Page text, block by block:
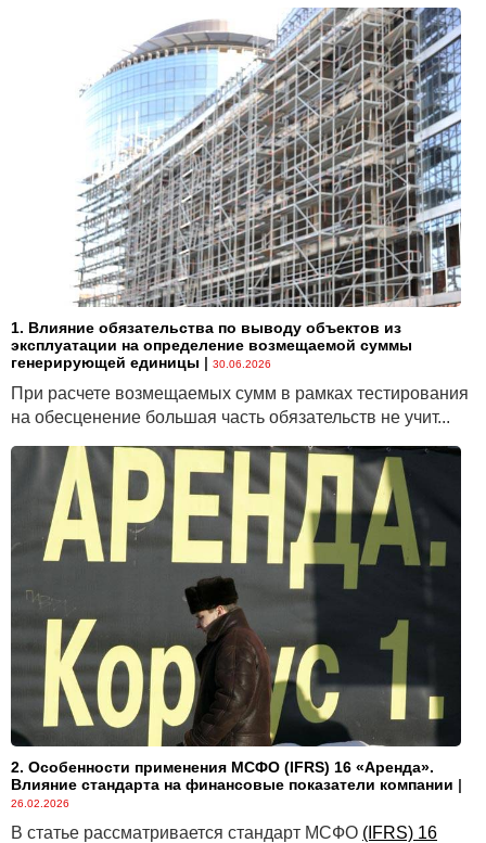
1. Влияние обязательства по выводу объектов из
эксплуатации на определение возмещаемой суммы
генерирующей единицы | 30.06.2026
При расчете возмещаемых сумм в рамках тестирования
на обесценение большая часть обязательств не учит...
2. Особенности применения МСФО (IFRS) 16 «Аренда».
Влияние стандарта на финансовые показатели компании |
26.02.2026
В статье рассматривается стандарт МСФО (IFRS) 16